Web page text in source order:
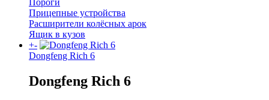
Пороги
Прицепные устройства
Расширители колёсных арок
Ящик в кузов
+-
Dongfeng Rich 6
Dongfeng Rich 6